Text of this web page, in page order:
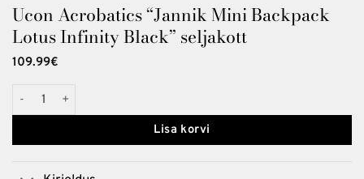
Ucon Acrobatics “Jannik Mini Backpack
Lotus Infinity Black” seljakott
109.99€
Ucon Acrobatics "Jannik Mini Backpack Lotus Infinity Black"
Lisa korvi